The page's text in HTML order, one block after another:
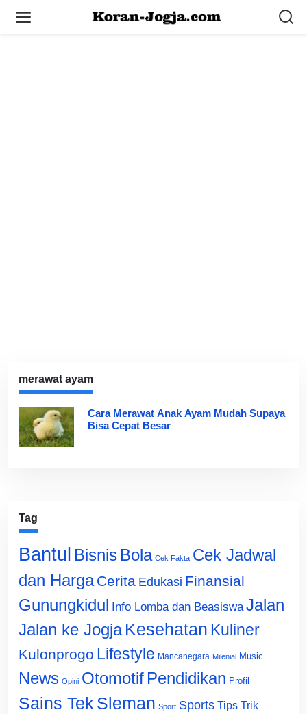
merawat ayam
Cara Merawat Anak Ayam Mudah Supaya
Bisa Cepat Besar
Tag
Bantul Bisnis Bola Cek Fakta Cek Jadwal
dan Harga Cerita Edukasi Finansial
Gunungkidul Info Lomba dan Beasiswa Jalan
Jalan ke Jogja Kesehatan Kuliner
Kulonprogo Lifestyle Mancanegara Milenial Music
News Opini Otomotif Pendidikan Profil
Sains Tek Sleman Sport Sports Tips Trik